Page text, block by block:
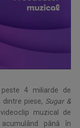
4 miliarde de
dintre piese, Sugar &
muzical de
până în